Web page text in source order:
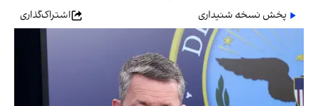
پخش نسخه شنیداری
اشتراک‌گذاری